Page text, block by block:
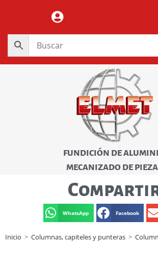
FUNDICIÓN DE
MECANIZADO DE
WhatsApp Facebook
Inicio > Columnas, capiteles y punteras >